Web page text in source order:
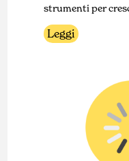
strumenti per
Leggi